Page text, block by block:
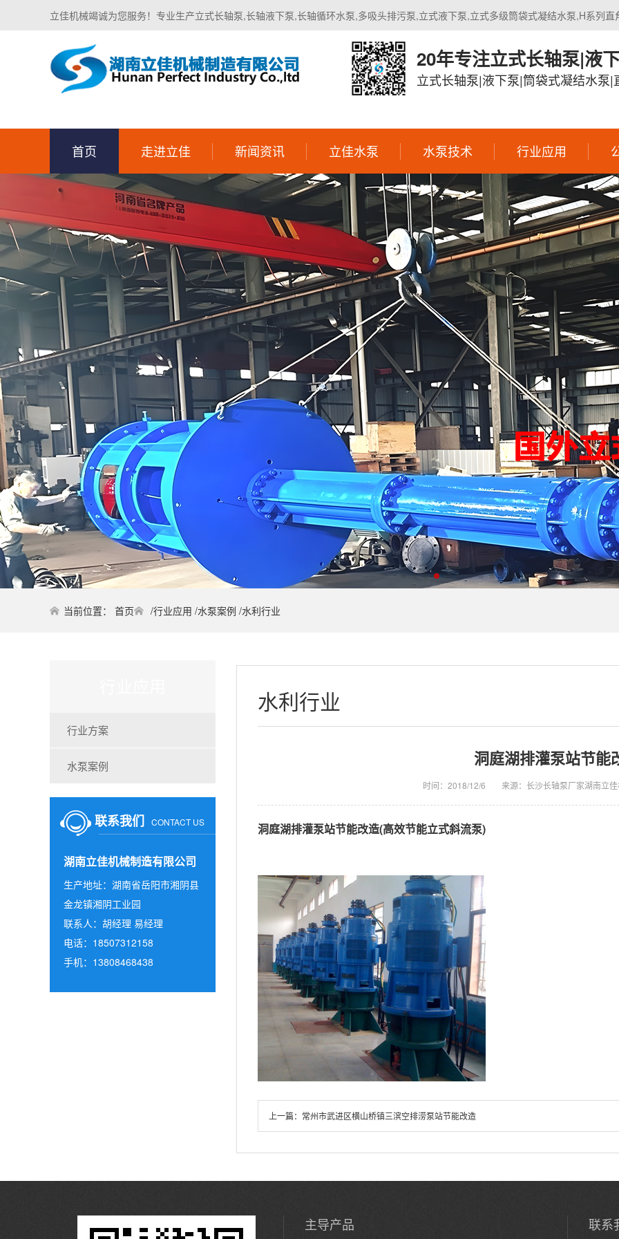
立佳机械竭诚为您服务！专业生产立式长轴泵,长轴液下泵,长轴循环水泵,多吸头排污泵,立式液下泵,立式多级筒袋式凝结水泵,H系列直
20年专注立式长轴泵|液
立式长轴泵|液下泵|筒袋式凝结水泵|
首页 走进立佳 新闻资讯 立佳水泵 水泵技术 行业应用
当前位置： 首页 /行业应用 /水泵案例 /水利行业
行业方案
水泵案例
联系我们 CONTACT US
湖南立佳机械制造有限公司
生产地址：湖南省岳阳市湘阴县
金龙镇湘阴工业园
联系人：胡经理 易经理
电话：18507312158
手机：13808468438
水利行业
洞庭湖排灌泵站节能
时间：2018/12/6 来源：长沙长轴泵厂家湖南立
洞庭湖排灌泵站节能改造(高效节能立式斜流泵)
上一篇： 常州市武进区横山桥镇三滨空排涝泵站节能改造
主导产品 联系